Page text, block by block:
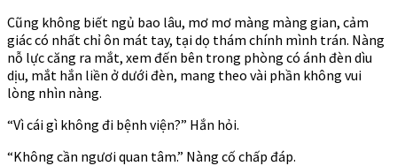
Cũng không biết ngủ bao lâu, mơ mơ màng màng gian, cảm
giác có nhất chỉ ôn mát tay, tại dọ thám chính mình trán. Nàng
nỗ lực căng ra mắt, xem đến bên trong phòng có ánh đèn dìu
dịu, mắt hắn liền ở dưới đèn, mang theo vài phần không vui
lòng nhìn nàng.
“Vì cái gì không đi bệnh viện?” Hắn hỏi.
“Không cần ngươi quan tâm.” Nàng cố chấp đáp.